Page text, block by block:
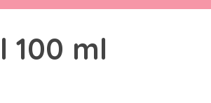
100 ml